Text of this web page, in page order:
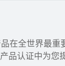
在全世界最
品认证中为